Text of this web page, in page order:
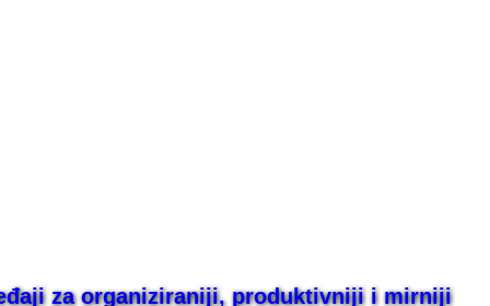
za organiziraniji, produktivniji i mirniji